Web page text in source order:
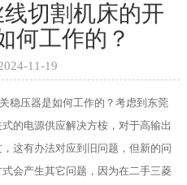
切割机床的开
何工作的？
11-19
稳压器是如何工作的？考虑到东莞
的电源供应解决方桉，对于高输出
这有办法对应到旧问题，但新的问
会产生其它问题，因为在二手三菱